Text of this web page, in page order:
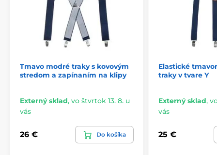
Tmavo modré traky s kovovým
stredom a zapínaním na klipy
Externý sklad, vo štvrtok 13. 8. u
vás
26 € Do košíka
Elastické
traky v tvare Y
Externý sklad,
vás
25 €